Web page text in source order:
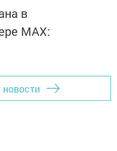
в
MАХ:
новости